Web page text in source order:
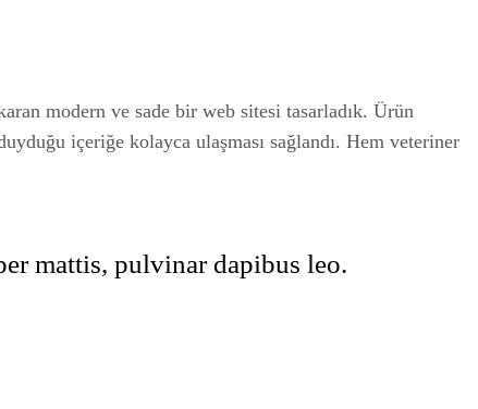
modern ve sade bir web sitesi tasarladık. Ürün
içeriğe kolayca ulaşması sağlandı. Hem veteriner
mattis, pulvinar dapibus leo.